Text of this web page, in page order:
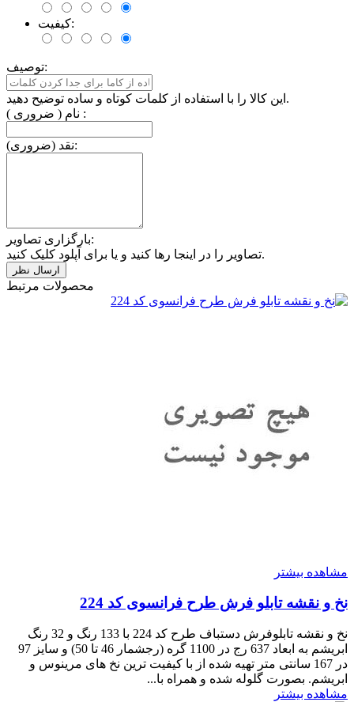
کیفیت:
توصیف:
این کالا را با استفاده از کلمات کوتاه و ساده توضیح دهید.
نام ( ضروری ) :
نقد (ضروری):
بارگزاری تصاویر:
تصاویر را در اینجا رها کنید و یا برای آپلود کلیک کنید.
محصولات مرتبط
مشاهده بیشتر
نخ و نقشه تابلو فرش طرح فرانسوی کد 224
نخ و نقشه تابلوفرش دستباف طرح کد 224 با 133 رنگ و 32 رنگ
ابریشم به ابعاد 637 رج در 1100 گره (رجشمار 46 تا 50) و سایز 97
در 167 سانتی متر تهیه شده از با کیفیت ترین نخ های مرینوس و
ابریشم. بصورت گلوله شده و همراه با...
مشاهده بیشتر